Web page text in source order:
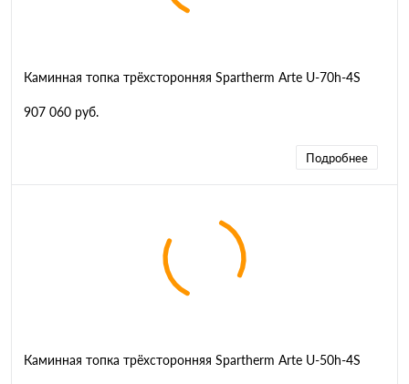
Каминная топка трёхсторонняя Spartherm Arte U-70h-4S
907 060 руб.
Подробнее
Каминная топка трёхсторонняя Spartherm Arte U-50h-4S